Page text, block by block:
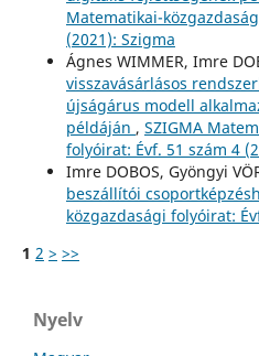
Matematikai-
(2021): Szigma
Ágnes WIMMER, Imre
visszavásárlásos
újságárus modell
példáján , SZIGMA
folyóirat: Évf. 51 szám 4
Imre DOBOS, Gyöngyi
beszállítói
közgazdasági folyóirat:
1 2 > >>
Nyelv